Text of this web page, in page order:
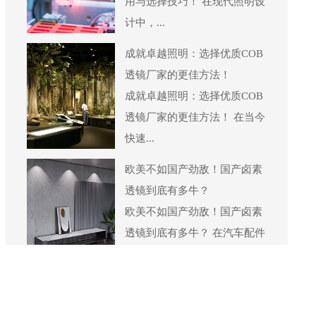
计中，...
成就卓越照明：选择优质COB
透镜厂家的更佳方法！
成就卓越照明：选择优质COB
透镜厂家的更佳方法！ 在当今
快速...
欧美不如国产劲敌！国产卤素
透镜到底有多牛？
欧美不如国产劲敌！国产卤素
透镜到底有多牛？ 在汽车配件